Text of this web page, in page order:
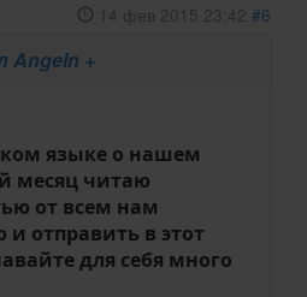
14 фев 2015 23:42 #6
Angeln +
языке о нашем
месяц читаю
от всем нам
отправить в этот
для себя много